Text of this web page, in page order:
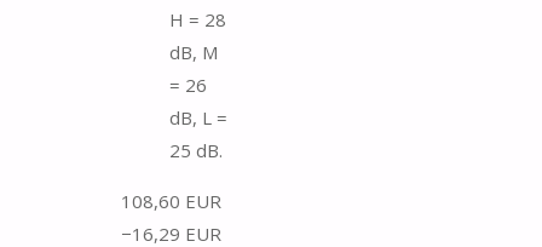
H = 28
dB, M
= 26
dB, L =
25 dB.
108,60 EUR
−16,29 EUR